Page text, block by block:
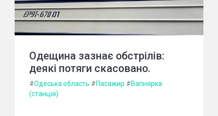
Одещина зазнає обстрілів:
деякі потяги скасовано.
#Одеська область #Пасажир #Вапнярка
(станція)